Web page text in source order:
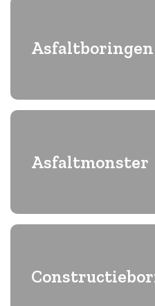
Asfaltboringen
Asfaltmonster
Asfaltmonsters voor